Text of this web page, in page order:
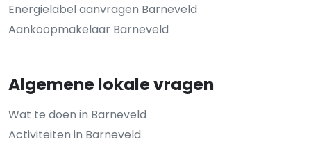
Energielabel aanvragen Barneveld
Aankoopmakelaar Barneveld
Algemene lokale vragen
Wat te doen in Barneveld
Activiteiten in Barneveld